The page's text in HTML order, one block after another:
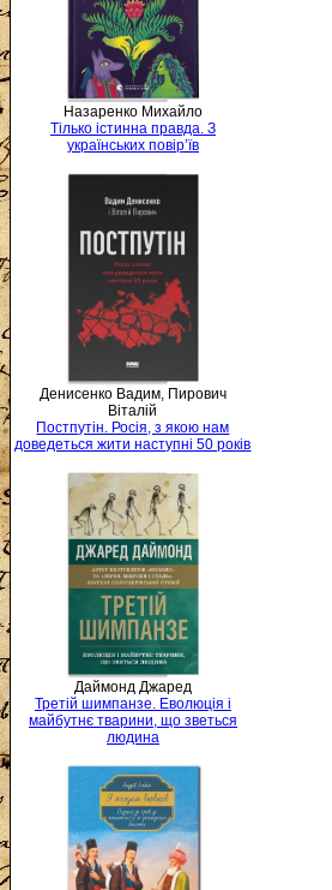
Назаренко Михайло
Тілько істинна правда. З
українських повір’їв
Денисенко Вадим, Пирович
Віталій
Постпутін. Росія, з якою нам
доведеться жити наступні 50 років
Даймонд Джаред
Третій шимпанзе. Еволюція і
майбутнє тварини, що зветься
людина